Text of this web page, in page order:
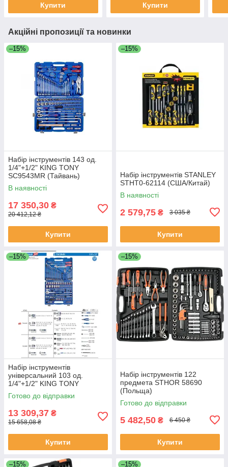
Купити Купити
Акційні пропозиції та новинки
–15%
Набір інструментів 143 од.
1/4"+1/2" KING TONY
SC9543MR (Тайвань)
В наявності
17 350,30 ₴
20 412,12 ₴
Купити
–15%
Набір інструментів STANLEY
STHT0-62114 (США/Китай)
В наявності
2 579,75 ₴ 3 035 ₴
Купити
–15%
Набір інструментів
універсальний 103 од.
1/4"+1/2" KING TONY
7503MR (Тайвань)
Готово до відправки
13 309,37 ₴
15 658,08 ₴
Купити
–15%
Набір інструментів 122
предмета STHOR 58690
(Польща)
Готово до відправки
5 482,50 ₴ 6 450 ₴
Купити
–15% –15%